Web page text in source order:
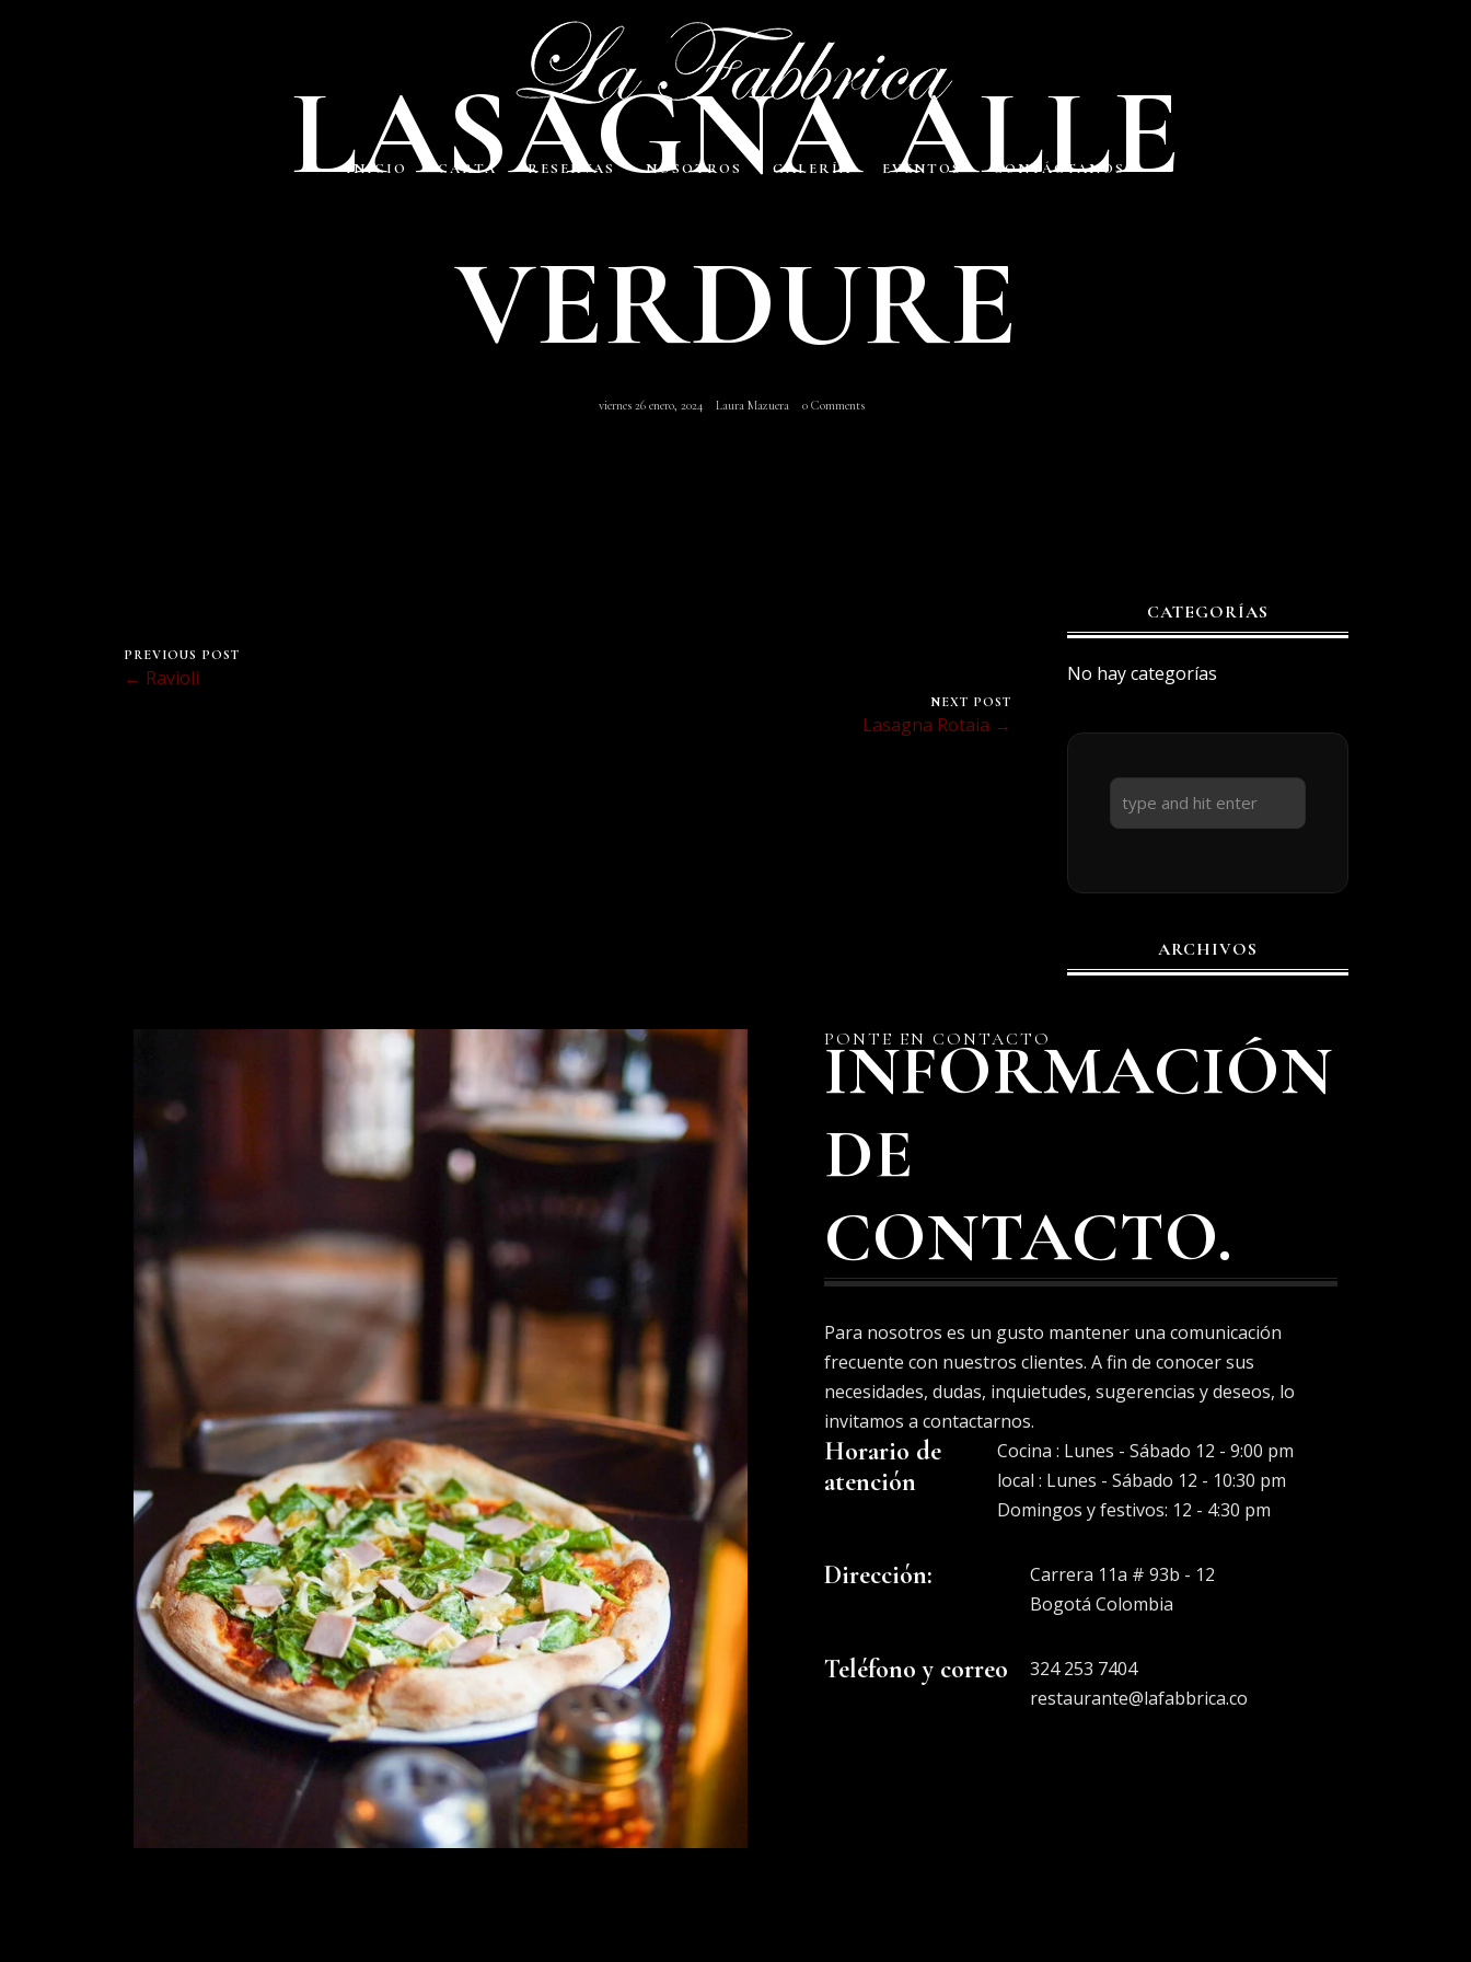
INICIO CARTA RESERVAS NOSOTROS GALERÍA EVENTOS CONTÁCTANOS
LASAGNA ALLE
VERDURE
viernes 26 enero, 2024 Laura Mazuera 0 Comments
PREVIOUS POST
← Ravioli
NEXT POST
Lasagna Rotaia →
CATEGORÍAS
No hay categorías
ARCHIVOS
PONTE EN CONTACTO
INFORMACIÓN
DE
CONTACTO.
Para nosotros es un gusto mantener una comunicación
frecuente con nuestros clientes. A fin de conocer sus
necesidades, dudas, inquietudes, sugerencias y deseos, lo
invitamos a contactarnos.
Horario de
atención
Cocina : Lunes - Sábado 12 - 9:00 pm
local : Lunes - Sábado 12 - 10:30 pm
Domingos y festivos: 12 - 4:30 pm
Dirección:
Carrera 11a # 93b - 12
Bogotá Colombia
Teléfono y correo
324 253 7404
restaurante@lafabbrica.co